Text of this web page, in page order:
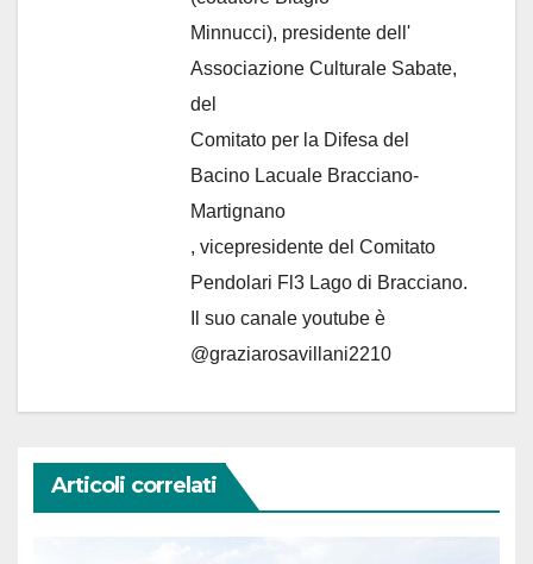
Minnucci), presidente dell'
Associazione Culturale Sabate,
del
Comitato per la Difesa del
Bacino Lacuale Bracciano-
Martignano
, vicepresidente del Comitato
Pendolari Fl3 Lago di Bracciano.
Il suo canale youtube è
@graziarosavillani2210
Articoli correlati